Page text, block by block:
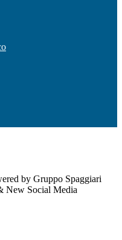
by Gruppo Spaggiari
New Social Media